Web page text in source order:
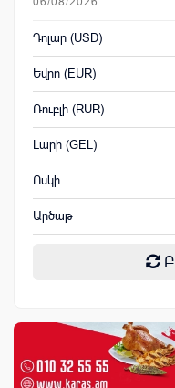
Դոլար (USD)
Եվրո (EUR)
Ռուբլի (RUR)
Լարի (GEL)
Ոսկի
Արծաթ